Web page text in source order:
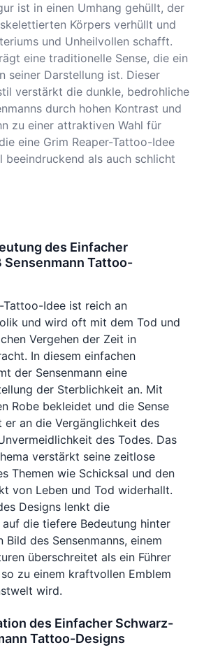
ist in einen Umhang gehüllt, der
Körpers verhüllt und
und Unheilvollen schafft.
eine traditionelle Sense, die ein
seiner Darstellung ist. Dieser
verstärkt die dunkle, bedrohliche
durch hohen Kontrast und
zu einer attraktiven Wahl für
eine Grim Reaper-Tattoo-Idee
beeindruckend als auch schlicht
des Einfacher
Sensenmann Tattoo-
Tattoo-Idee ist reich an
und wird oft mit dem Tod und
Vergehen der Zeit in
In diesem einfachen
der Sensenmann eine
der Sterblichkeit an. Mit
Robe bekleidet und die Sense
er an die Vergänglichkeit des
des Todes. Das
verstärkt seine zeitlose
Themen wie Schicksal und den
von Leben und Tod widerhallt.
Designs lenkt die
die tiefere Bedeutung hinter
Bild des Sensenmanns, einem
überschreitet als ein Führer
zu einem kraftvollen Emblem
wird.
des Einfacher Schwarz-
Tattoo-Designs